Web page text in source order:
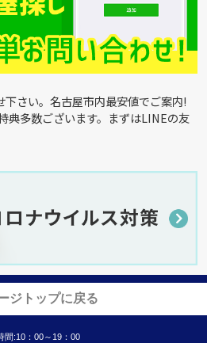
さい。名古屋市内最安値でご案内!
典多数ございます。まずはLINEの友
ジトップに戻る
間:10：00～19：00